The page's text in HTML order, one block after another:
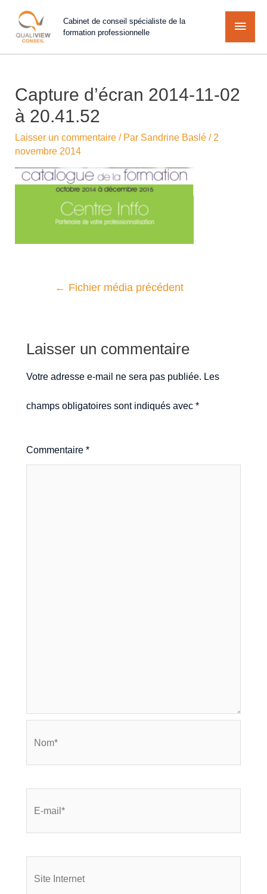
Cabinet de conseil spécialiste de la
formation professionnelle
Capture d’écran 2014-11-02
à 20.41.52
Laisser un commentaire / Par Sandrine Baslé / 2
novembre 2014
← Fichier média précédent
Laisser un commentaire
Votre adresse e-mail ne sera pas publiée. Les
champs obligatoires sont indiqués avec *
Commentaire *